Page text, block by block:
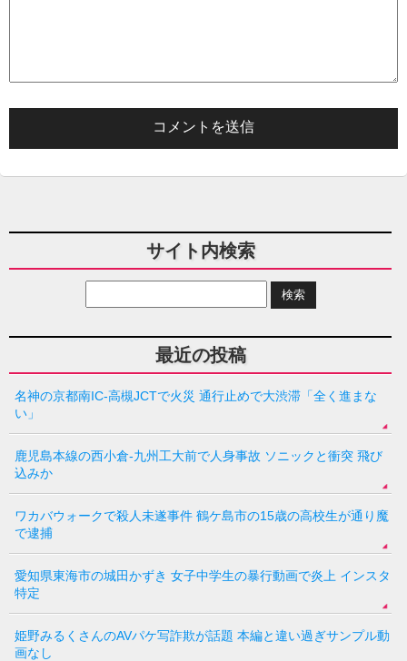
サイト内検索
最近の投稿
名神の京都南IC-高槻JCTで火災 通行止めで大渋滞「全く進まな
い」
鹿児島本線の西小倉-九州工大前で人身事故 ソニックと衝突 飛び
込みか
ワカバウォークで殺人未遂事件 鶴ケ島市の15歳の高校生が通り魔
で逮捕
愛知県東海市の城田かずき 女子中学生の暴行動画で炎上 インスタ
特定
姫野みるくさんのAVパケ写詐欺が話題 本編と違い過ぎサンプル動
画なし